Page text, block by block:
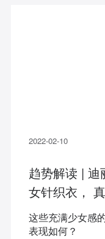
2022-02-10
趋势解读 | 迪
女针织衣， 真
这些充满少女感
表现如何？